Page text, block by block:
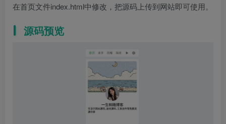
在首页文件index.html中修改，把源码上传到网站即可使用。
源码预览